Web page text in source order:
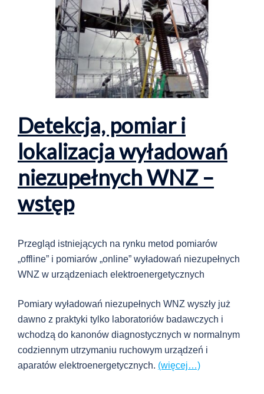
Detekcja, pomiar i
lokalizacja wyładowań
niezupełnych WNZ –
wstęp
Przegląd istniejących na rynku metod pomiarów
„offline” i pomiarów „online” wyładowań niezupełnych
WNZ w urządzeniach elektroenergetycznych
Pomiary wyładowań niezupełnych WNZ wyszły już
dawno z praktyki tylko laboratoriów badawczych i
wchodzą do kanonów diagnostycznych w normalnym
codziennym utrzymaniu ruchowym urządzeń i
aparatów elektroenergetycznych. (więcej…)